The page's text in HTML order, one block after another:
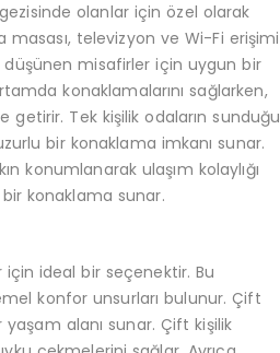
olanlar için özel olarak
masası, televizyon ve Wi-Fi erişimi
düşünen misafirler için uygun bir
konaklamalarını sağlarken,
Tek kişilik odaların sunduğu
bir konaklama imkanı sunar.
konumlanarak ulaşım kolaylığı
konaklama sunar.
ideal bir seçenektir. Bu
konfor unsurları bulunur. Çift
alanı sunar. Çift kişilik